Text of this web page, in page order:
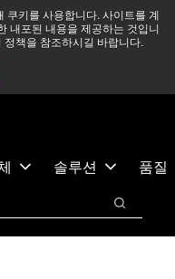
쿠키를 사용합니다. 사이트를 계
내포된 내용을 제공하는 것입니
책을 참조하시길 바랍니다.
있으며, 모든 서비스는
다. 더 읽어보기 →
기
솔루션
품질
검색